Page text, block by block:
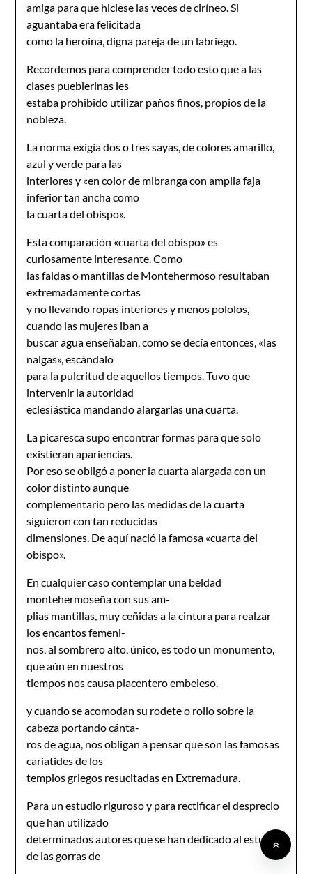
amiga para que hiciese las veces de ciríneo. Si
aguantaba era felicitada
como la heroína, digna pareja de un labriego.
Recordemos para comprender todo esto que a las
clases pueblerinas les
estaba prohibido utilizar paños finos, propios de la
nobleza.
La norma exigía dos o tres sayas, de colores amarillo,
azul y verde para las
interiores y «en color de mibranga con amplia faja
inferior tan ancha como
la cuarta del obispo».
Esta comparación «cuarta del obispo» es
curiosamente interesante. Como
las faldas o mantillas de Montehermoso resultaban
extremadamente cortas
y no llevando ropas interiores y menos pololos,
cuando las mujeres iban a
buscar agua enseñaban, como se decía entonces, «las
nalgas», escándalo
para la pulcritud de aquellos tiempos. Tuvo que
intervenir la autoridad
eclesiástica mandando alargarlas una cuarta.
La picaresca supo encontrar formas para que solo
existieran apariencias.
Por eso se obligó a poner la cuarta alargada con un
color distinto aunque
complementario pero las medidas de la cuarta
siguieron con tan reducidas
dimensiones. De aquí nació la famosa «cuarta del
obispo».
En cualquier caso contemplar una beldad
montehermoseña con sus am-
plias mantillas, muy ceñidas a la cintura para realzar
los encantos femeni-
nos, al sombrero alto, único, es todo un monumento,
que aún en nuestros
tiempos nos causa placentero embeleso.
y cuando se acomodan su rodete o rollo sobre la
cabeza portando cánta-
ros de agua, nos obligan a pensar que son las famosas
caríatides de los
templos griegos resucitadas en Extremadura.
Para un estudio riguroso y para rectificar el desprecio
que han utilizado
determinados autores que se han dedicado al estudio
de las gorras de